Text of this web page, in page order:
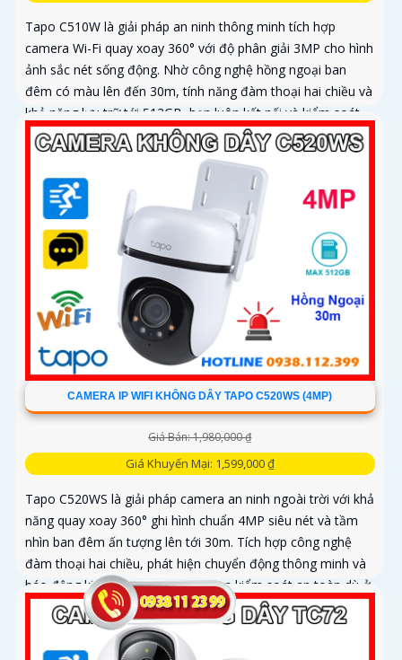
Tapo C510W là giải pháp an ninh thông minh tích hợp
camera Wi-Fi quay xoay 360° với độ phân giải 3MP cho hình
ảnh sắc nét sống động. Nhờ công nghệ hồng ngoại ban
đêm có màu lên đến 30m, tính năng đàm thoại hai chiều và
khả năng lưu trữ tới 512GB, bạn luôn kết nối và kiểm soát
mọi chuyển động dù ở bất cứ đâu, với thiết kế bền bỉ đạt
chuẩn IP66 và hệ thống cảnh báo thông minh
CAMERA IP WIFI KHÔNG DÂY TAPO C520WS (4MP)
Giá Bán: 1,980,000 ₫
Giá Khuyến Mại: 1,599,000 ₫
Tapo C520WS là giải pháp camera an ninh ngoài trời với khả
năng quay xoay 360° ghi hình chuẩn 4MP siêu nét và tầm
nhìn ban đêm ấn tượng lên tới 30m. Tích hợp công nghệ
đàm thoại hai chiều, phát hiện chuyển động thông minh và
báo động kịp thời, camera giúp bạn kiểm soát an toàn dù ở
bất cứ đâu